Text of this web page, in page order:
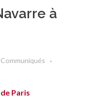
à
Communiqués
Paris